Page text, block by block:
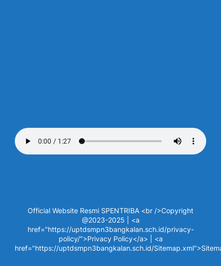
Official Website Resmi SPENTRIBA <br />Copyright
@2023-2025 | <a
href="https://uptdsmpn3bangkalan.sch.id/privacy-
policy/">Privacy Policy</a> | <a
href="https://uptdsmpn3bangkalan.sch.id/